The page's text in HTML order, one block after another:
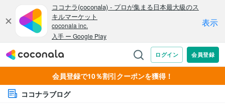
会員登録で10％割引クーポンを獲得！
ココナラブログ